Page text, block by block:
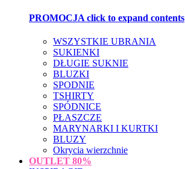
PROMOCJA click to expand contents
WSZYSTKIE UBRANIA
SUKIENKI
DŁUGIE SUKNIE
BLUZKI
SPODNIE
TSHIRTY
SPÓDNICE
PŁASZCZE
MARYNARKI I KURTKI
BLUZY
Okrycia wierzchnie
OUTLET 80%